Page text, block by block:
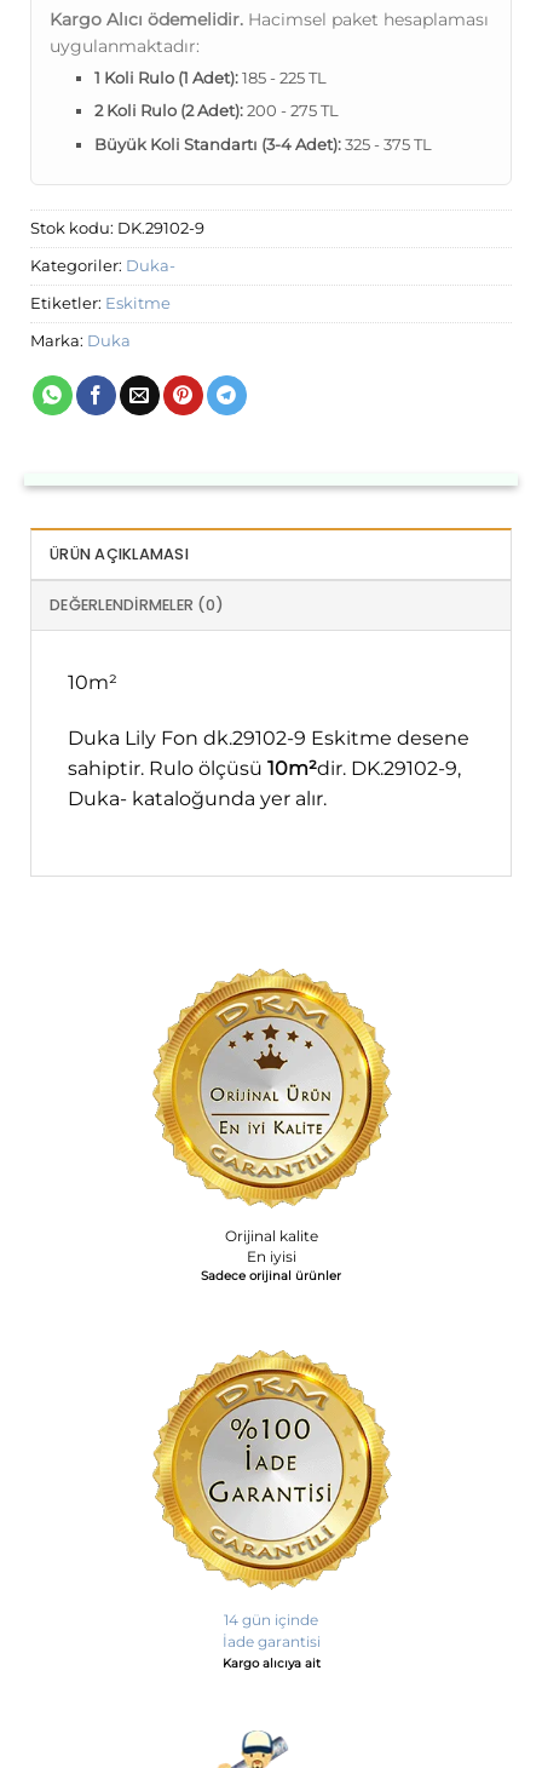
Kargo Alıcı ödemelidir. Hacimsel paket hesaplaması
uygulanmaktadır:
1 Koli Rulo (1 Adet):185 - 225 TL
2 Koli Rulo (2 Adet):200 - 275 TL
Büyük Koli Standartı (3-4 Adet):325 - 375 TL
Stok kodu: DK.29102-9
Kategoriler: Duka-
Etiketler: Eskitme
Marka: Duka
ÜRÜN AÇIKLAMASI
DEĞERLENDIRMELER (0)
10m²
Duka Lily Fon dk.29102-9 Eskitme desene
sahiptir. Rulo ölçüsü 10m²dir. DK.29102-9,
Duka- kataloğunda yer alır.
Orijinal kalite
En iyisi
Sadece orijinal ürünler
14 gün içinde
İade garantisi
Kargo alıcıya ait